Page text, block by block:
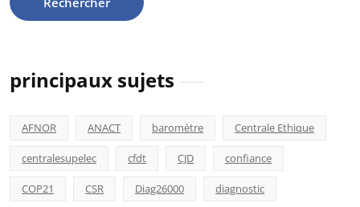
principaux sujets
AFNOR ANACT baromètre Centrale Ethique
centralesupelec cfdt CJD confiance
COP21 CSR Diag26000 diagnostic